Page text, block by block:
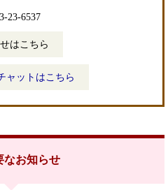
23-6537
はこちら
ャットはこちら
なお知らせ